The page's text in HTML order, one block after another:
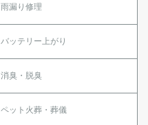
雨漏り修理
バッテリー上がり
消臭・脱臭
ペット火葬・葬儀